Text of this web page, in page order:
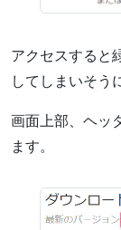
アクセスすると
してしまいそう
画面上部、ヘッ
ます。